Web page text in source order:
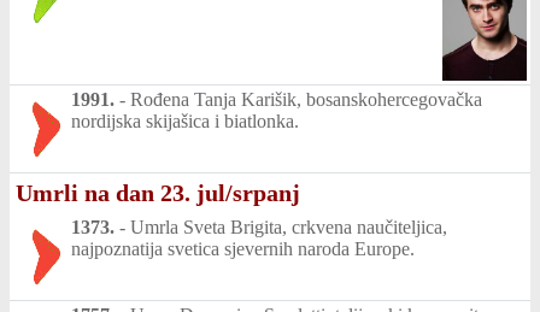
1991. - Rođena Tanja Karišik, bosanskohercegovačka
nordijska skijašica i biatlonka.
Umrli na dan 23. jul/srpanj
1373. - Umrla Sveta Brigita, crkvena naučiteljica,
najpoznatija svetica sjevernih naroda Europe.